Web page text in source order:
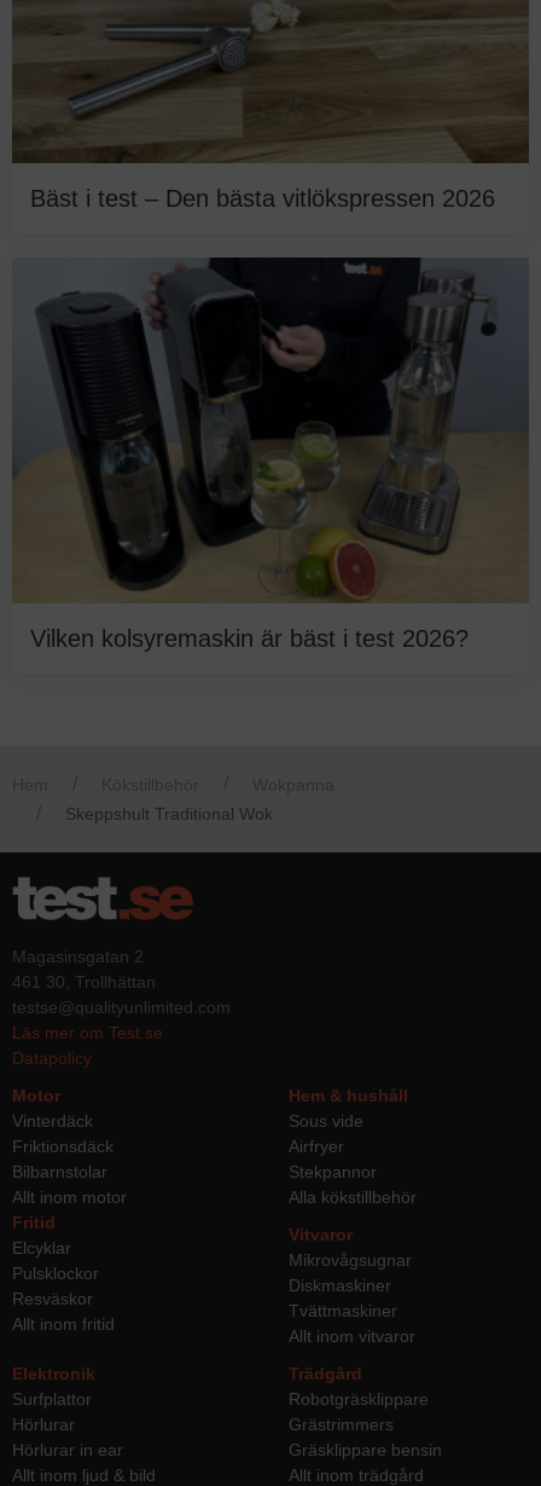
Bäst i test – Den bästa vitlökspressen 2026
Vilken kolsyremaskin är bäst i test 2026?
Skeppshult Traditional Wok
Magasinsgatan 2
461 30, Trollhättan
testse@qualityunlimited.com
Läs mer om Test.se
Datapolicy
Motor
Vinterdäck
Friktionsdäck
Bilbarnstolar
Allt inom motor
Hem & hushåll
Sous vide
Airfryer
Stekpannor
Alla kökstillbehör
Fritid
Elcyklar
Pulsklockor
Resväskor
Allt inom fritid
Vitvaror
Mikrovågsugnar
Diskmaskiner
Tvättmaskiner
Allt inom vitvaror
Elektronik
Surfplattor
Hörlurar
Hörlurar in ear
Allt inom ljud & bild
Trädgård
Robotgräsklippare
Grästrimmers
Gräsklippare bensin
Allt inom trädgård